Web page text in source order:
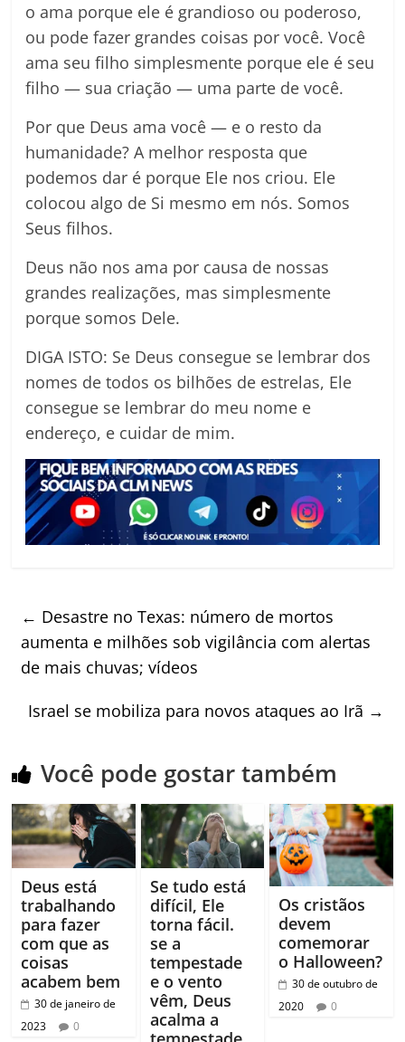
o ama porque ele é grandioso ou poderoso,
ou pode fazer grandes coisas por você. Você
ama seu filho simplesmente porque ele é seu
filho — sua criação — uma parte de você.
Por que Deus ama você — e o resto da
humanidade? A melhor resposta que
podemos dar é porque Ele nos criou. Ele
colocou algo de Si mesmo em nós. Somos
Seus filhos.
Deus não nos ama por causa de nossas
grandes realizações, mas simplesmente
porque somos Dele.
DIGA ISTO: Se Deus consegue se lembrar dos
nomes de todos os bilhões de estrelas, Ele
consegue se lembrar do meu nome e
endereço, e cuidar de mim.
← Desastre no Texas: número de mortos
aumenta e milhões sob vigilância com alertas
de mais chuvas; vídeos
Israel se mobiliza para novos ataques ao Irã →
Você pode gostar também
Deus está
trabalhando
para fazer
com que as
coisas
acabem bem
30 de janeiro de
2023
0
Se tudo está
difícil, Ele
torna fácil.
se a
tempestade
e o vento
vêm, Deus
acalma a
Os cristãos
devem
comemorar
o Halloween?
30 de outubro de
2020
0